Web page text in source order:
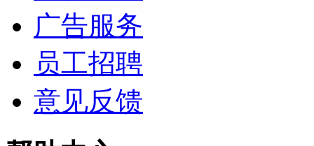
广告服务
员工招聘
意见反馈